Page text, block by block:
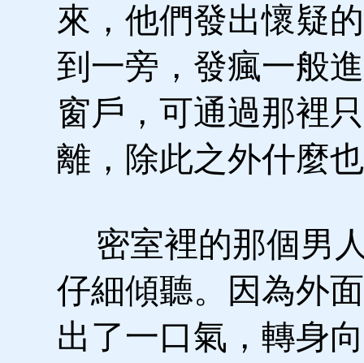
來，他們發出懷疑
到一旁，發瘋一般
窗戶，可通過那裡
離，除此之外什麼
密室裡的那個男
仔細傾聽。因為外
出了一口氣，轉身